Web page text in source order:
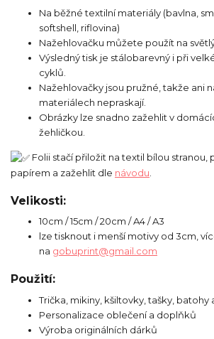
Na běžné textilní materiály (bavlna,
softshell, riflovina)
Nažehlovačku můžete použít na
Výsledný tisk je stálobarevný i při
cyklů.
Nažehlovačky jsou pružné, takže ani
materiálech nepraskají.
Obrázky lze snadno zažehlit v
žehličkou.
Folii stačí přiložit na textil bílou stranou,
papírem a zažehlit dle návodu
Velikosti:
10cm / 15cm / 20cm / A4 / A3
lze tisknout i menší motivy od 3cm,
na gobuprint@gmail.com
Použití:
Trička, mikiny, kšiltovky, tašky, batohy
Personalizace oblečení a doplňků
Výroba originálních dárků